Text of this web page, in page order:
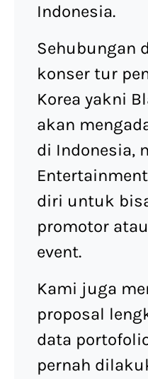
Indonesia.
Sehubungan
konser tur
Korea yakni
akan
di Indonesia,
diri untuk
promotor
event.
Kami juga
proposal
data
pernah